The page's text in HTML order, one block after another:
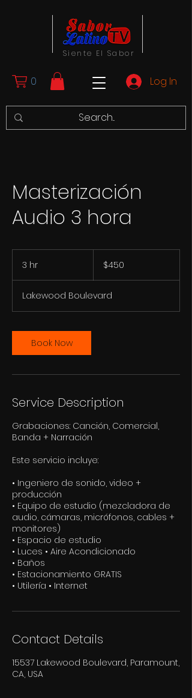
Siente El Sabor
0 Log In
Masterización
Audio 3 hora
3 hr
dollars$450
Lakewood Boulevard
Book Now
Service Description
Grabaciones: Canción, Comercial,
Banda + Narración
Este servicio incluye:
• Ingeniero de sonido, video +
producción
• Equipo de estudio (mezcladora de
audio, cámaras, micrófonos, cables +
monitores)
• Espacio de estudio
• Luces • Aire Acondicionado
• Baños
• Estacionamiento GRATIS
• Utilería • Internet
Contact Details
15537 Lakewood Boulevard, Paramount,
CA, USA